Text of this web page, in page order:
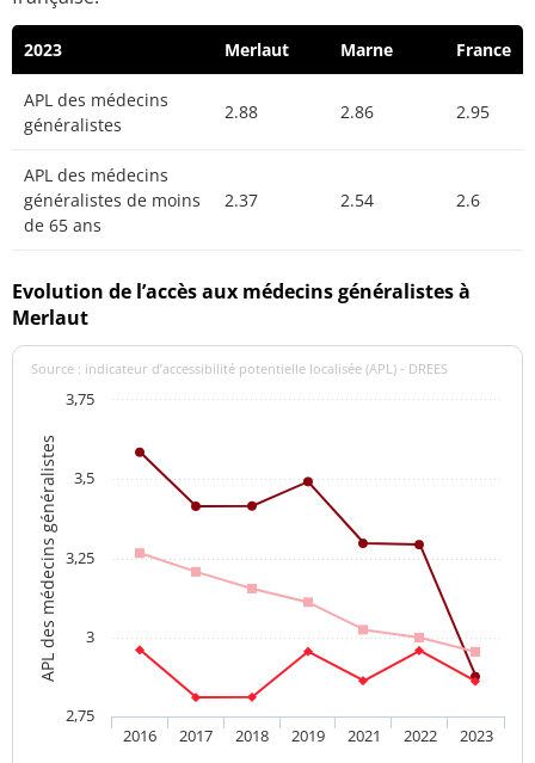
2023 Merlaut Marne France
APL des médecins
généralistes
2.88 2.86 2.95
APL des médecins
généralistes de moins
de 65 ans
2.37 2.54 2.6
Evolution de l’accès aux médecins généralistes à
Merlaut
APL des médecins généralistes
Source : indicateur d’accessibilité potentielle localisée (APL) - DREES
2016 2017 2018 2019 2021 2022 2023
2,75
3
3,25
3,5
3,75